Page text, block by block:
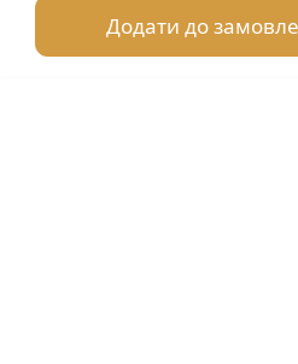
Додати до